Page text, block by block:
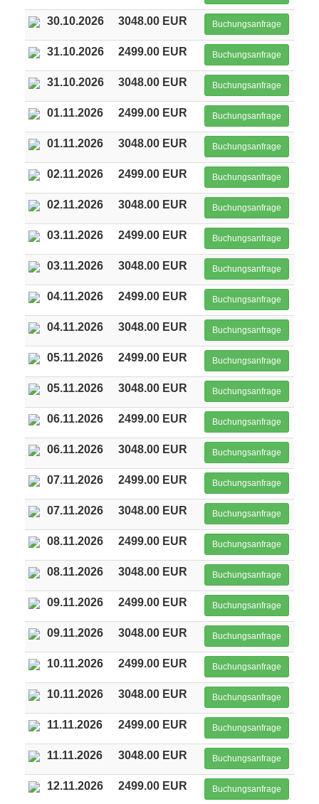
30.10.2026 3048.00 EUR Buchungsanfrage
31.10.2026 2499.00 EUR Buchungsanfrage
31.10.2026 3048.00 EUR Buchungsanfrage
01.11.2026 2499.00 EUR Buchungsanfrage
01.11.2026 3048.00 EUR Buchungsanfrage
02.11.2026 2499.00 EUR Buchungsanfrage
02.11.2026 3048.00 EUR Buchungsanfrage
03.11.2026 2499.00 EUR Buchungsanfrage
03.11.2026 3048.00 EUR Buchungsanfrage
04.11.2026 2499.00 EUR Buchungsanfrage
04.11.2026 3048.00 EUR Buchungsanfrage
05.11.2026 2499.00 EUR Buchungsanfrage
05.11.2026 3048.00 EUR Buchungsanfrage
06.11.2026 2499.00 EUR Buchungsanfrage
06.11.2026 3048.00 EUR Buchungsanfrage
07.11.2026 2499.00 EUR Buchungsanfrage
07.11.2026 3048.00 EUR Buchungsanfrage
08.11.2026 2499.00 EUR Buchungsanfrage
08.11.2026 3048.00 EUR Buchungsanfrage
09.11.2026 2499.00 EUR Buchungsanfrage
09.11.2026 3048.00 EUR Buchungsanfrage
10.11.2026 2499.00 EUR Buchungsanfrage
10.11.2026 3048.00 EUR Buchungsanfrage
11.11.2026 2499.00 EUR Buchungsanfrage
11.11.2026 3048.00 EUR Buchungsanfrage
12.11.2026 2499.00 EUR Buchungsanfrage